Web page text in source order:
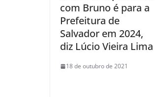
com Bruno é para a
Prefeitura de
Salvador em 2024,
diz Lúcio Vieira Lima
18 de outubro de 2021